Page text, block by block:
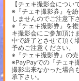
【チェキ撮影会について
※『チェキ撮影券』を
しませんのでご注意下
※『チェキ撮影券』を
キ撮影会にご参加頂け
中で終了とさせて頂く
予めご注意ください。
※『チェキ撮影券』の
※PayPayでの『チェキ
撮影出来なかった場合
承下さい。